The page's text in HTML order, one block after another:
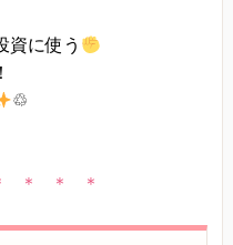
資に使う
♲
＊ ＊ ＊